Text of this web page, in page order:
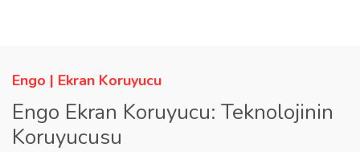
Ürün fiyatı diğer sitelerden daha pahalı.
Bu ürüne benzer farklı alternatifler olmalı.
Engo | Ekran Koruyucu
Engo Ekran Koruyucu: Teknolojinin
Koruyucusu